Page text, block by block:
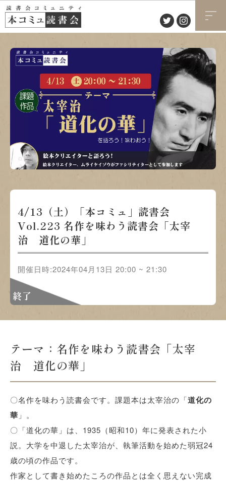
終了
4/13（土）「本コミュ」読書会
Vol.223 名作を味わう読書会「太宰
治 道化の華」
開催日時:2024年04月13日 20:00 ~ 21:30
テーマ：名作を味わう読書会「太宰
治 道化の華」
〇名作を味わう読書会です。課題本は太宰治の「道化の
華 」。
〇「道化の華」は、1935（昭和10）年に発表された小
説。大学を中退した太宰治が、執筆活動を始めた弱冠24
歳の頃の作品です。
作家として書き始めたころの作品とは全く思えない完成